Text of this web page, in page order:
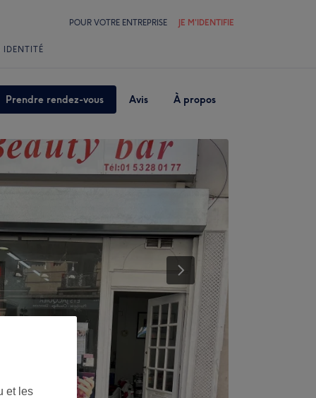
POUR VOTRE ENTREPRISE JE M'IDENTIFIE
IDENTITÉ
Prendre rendez-vous Avis À propos
et les